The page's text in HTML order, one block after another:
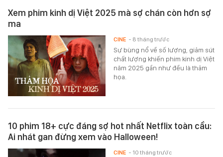
Xem phim kinh dị Việt 2025 mà sợ chán còn hơn sợ
ma
Sự bùng nổ về số lượng, giảm sút
chất lượng khiến phim kinh dị Việt
năm 2025 gần như đều là thảm
họa.
CINE - 8 tháng trước
10 phim 18+ cực đáng sợ hot nhất Netflix toàn cầu:
Ai nhát gan đừng xem vào Halloween!
CINE - 10 tháng trước